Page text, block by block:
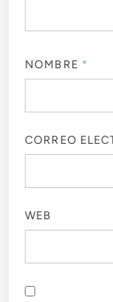
NOMBRE *
CORREO
WEB